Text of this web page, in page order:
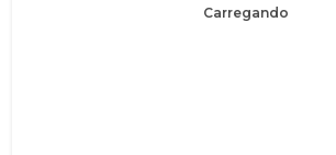
Carregando